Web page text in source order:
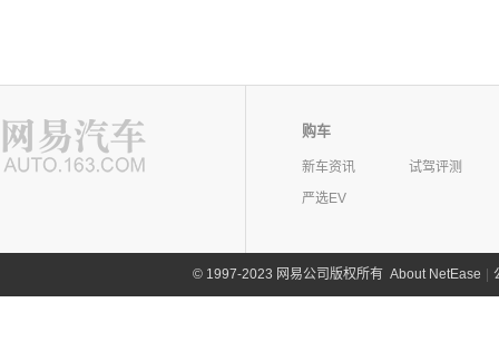
购车
新车资讯
试驾评测
严选EV
©1997-2023 网易公司版权所有 About NetEase